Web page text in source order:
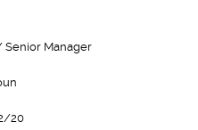
Manager
20